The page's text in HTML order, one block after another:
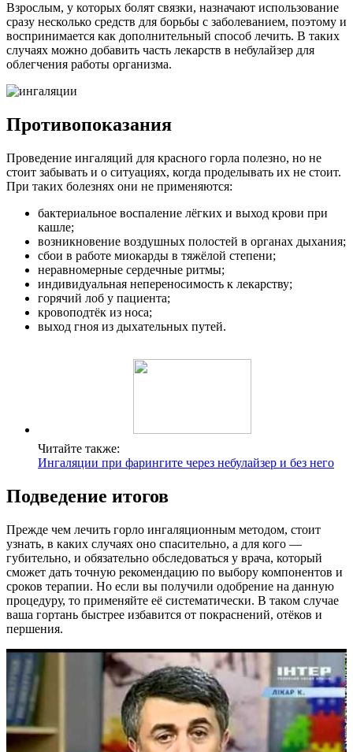
Взрослым, у которых болят связки, назначают использование
сразу несколько средств для борьбы с заболеванием, поэтому и
воспринимается как дополнительный способ лечить. В таких
случаях можно добавить часть лекарств в небулайзер для
облегчения работы организма.
Противопоказания
Проведение ингаляций для красного горла полезно, но не
стоит забывать и о ситуациях, когда проделывать их не стоит.
При таких болезнях они не применяются:
бактериальное воспаление лёгких и выход крови при
кашле;
возникновение воздушных полостей в органах дыхания;
сбои в работе миокарды в тяжёлой степени;
неравномерные сердечные ритмы;
индивидуальная непереносимость к лекарству;
горячий лоб у пациента;
кровоподтёк из носа;
выход гноя из дыхательных путей.
Читайте также:
Ингаляции при фарингите через небулайзер и без него
Подведение итогов
Прежде чем лечить горло ингаляционным методом, стоит
узнать, в каких случаях оно спасительно, а для кого —
губительно, и обязательно обследоваться у врача, который
сможет дать точную рекомендацию по выбору компонентов и
сроков терапии. Но если вы получили одобрение на данную
процедуру, то применяйте её систематически. В таком случае
ваша гортань быстрее избавится от покраснений, отёков и
першения.